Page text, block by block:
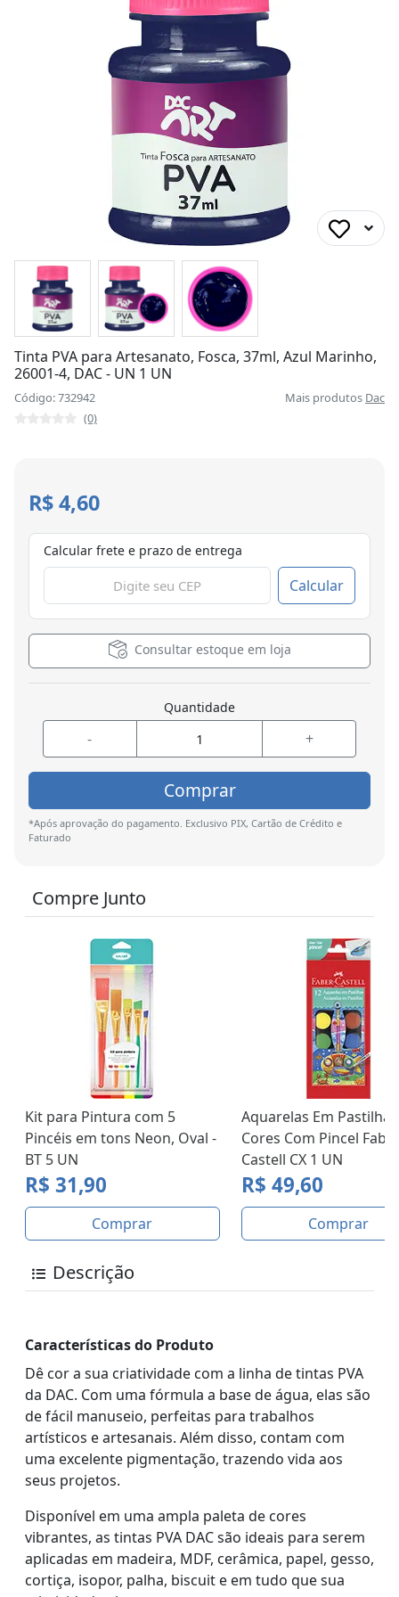
Tinta PVA para Artesanato, Fosca, 37ml, Azul Marinho,
26001-4, DAC - UN 1 UN
Código: 732942 Mais produtos Dac
(0)
R$ 4,60
Calcular frete e prazo de entrega
Calcular
Consultar estoque em loja
Quantidade
- +
Comprar
*Após aprovação do pagamento. Exclusivo PIX, Cartão de Crédito e
Faturado
Compre Junto
Kit para Pintura com 5
Pincéis em tons Neon, Oval -
BT 5 UN
R$ 31,90
Comprar
Aquarelas Em
Cores Com Pincel
Castell CX 1 UN
R$ 49,60
Comprar
Descrição
Características do Produto
Dê cor a sua criatividade com a linha de tintas PVA
da DAC. Com uma fórmula a base de água, elas são
de fácil manuseio, perfeitas para trabalhos
artísticos e artesanais. Além disso, contam com
uma excelente pigmentação, trazendo vida aos
seus projetos.
Disponível em uma ampla paleta de cores
vibrantes, as tintas PVA DAC são ideais para serem
aplicadas em madeira, MDF, cerâmica, papel, gesso,
cortiça, isopor, palha, biscuit e em tudo que sua